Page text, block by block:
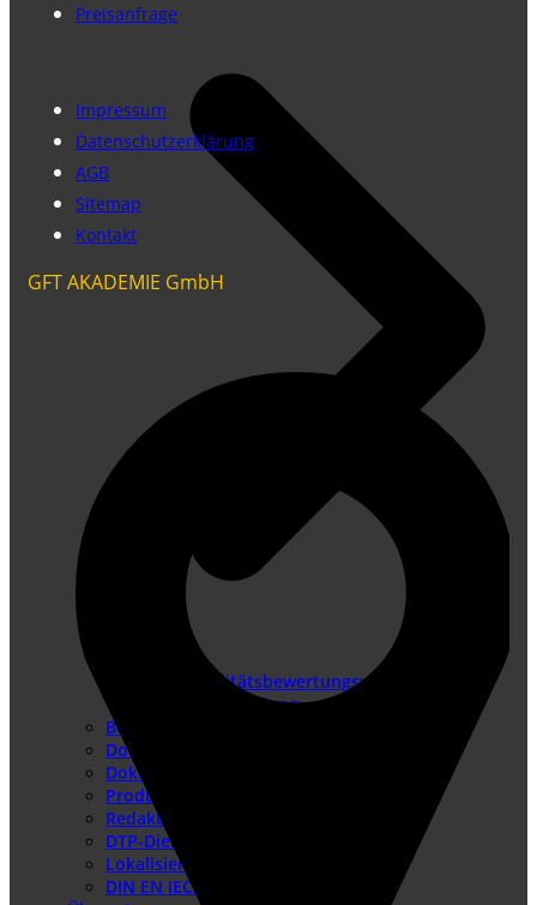
Konformitätsbewertungsverfahren
Risikobeurteilung
Betriebsanleitung erstellen
Doku-Check
Dokumentationsüberarbeitung
Produkthaftung USA
Redaktionssysteme
DTP-Dienste
Lokalisierung
DIN EN IEC/IEEE 82079-1
Preisanfrage
Impressum
Datenschutzerklärung
AGB
Sitemap
Kontakt
GFT AKADEMIE GmbH